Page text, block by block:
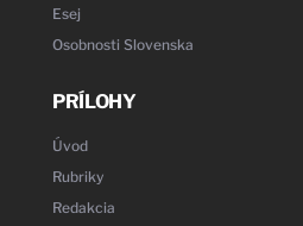
Esej
Osobnosti Slovenska
PRÍLOHY
Úvod
Rubriky
Redakcia